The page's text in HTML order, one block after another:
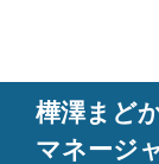
樺澤まど
マネージ